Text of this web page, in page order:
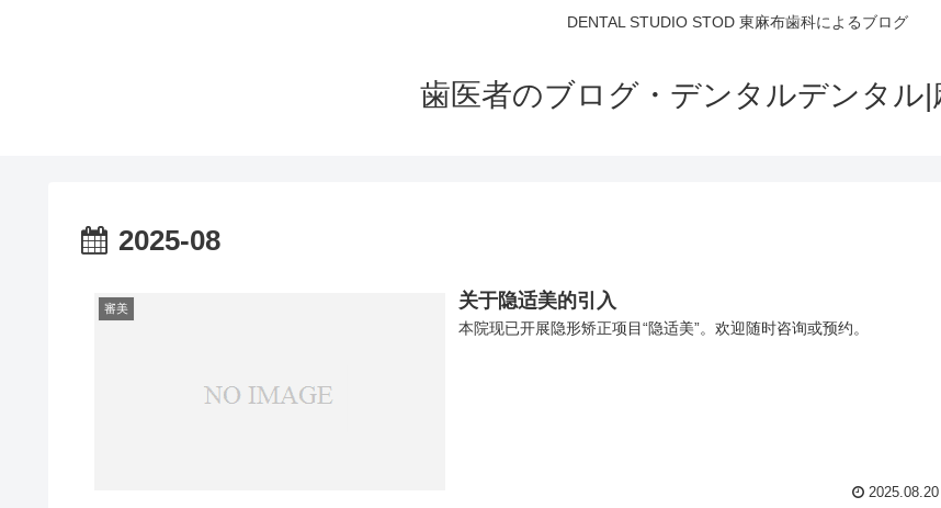
DENTAL STUDIO STOD 東麻布歯科によるブログ
歯医者のブログ・デンタルデンタル|
2025-08
審美 关于隐适美的引入
本院现已开展隐形矫正项目“隐适美”。欢迎随时咨询或预约。
2025.08.20